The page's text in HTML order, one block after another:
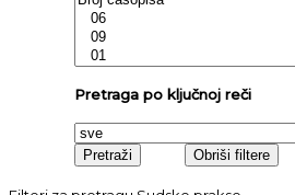
Pretraga po ključnoj reči